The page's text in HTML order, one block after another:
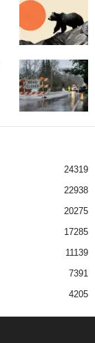
24319
22938
20275
17285
11139
7391
4205